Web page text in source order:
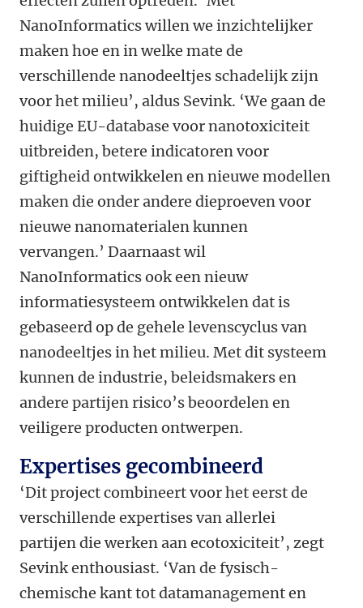
NanoInformatics willen we inzichtelijker
maken hoe en in welke mate de
verschillende nanodeeltjes schadelijk zijn
voor het milieu’, aldus Sevink. ‘We gaan de
huidige EU-database voor nanotoxiciteit
uitbreiden, betere indicatoren voor
giftigheid ontwikkelen en nieuwe modellen
maken die onder andere dieproeven voor
nieuwe nanomaterialen kunnen
vervangen.’ Daarnaast wil
NanoInformatics ook een nieuw
informatiesysteem ontwikkelen dat is
gebaseerd op de gehele levenscyclus van
nanodeeltjes in het milieu. Met dit systeem
kunnen de industrie, beleidsmakers en
andere partijen risico’s beoordelen en
veiligere producten ontwerpen.
Expertises gecombineerd
‘Dit project combineert voor het eerst de
verschillende expertises van allerlei
partijen die werken aan ecotoxiciteit’, zegt
Sevink enthousiast. ‘Van de fysisch-
chemische kant tot datamanagement en